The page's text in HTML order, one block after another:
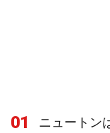
01
ニュートン